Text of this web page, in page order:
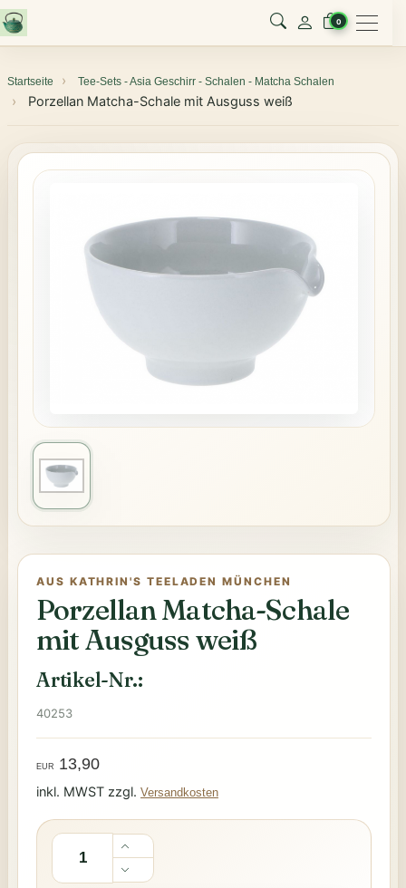
0 Menu
Startseite Tee-Sets - Asia Geschirr - Schalen - Matcha Schalen
Porzellan Matcha-Schale mit Ausguss weiß
AUS KATHRIN'S TEELADEN MÜNCHEN
Porzellan Matcha-Schale
mit Ausguss weiß
Artikel-Nr.:
40253
EUR 13,90
inkl. MWST zzgl. Versandkosten